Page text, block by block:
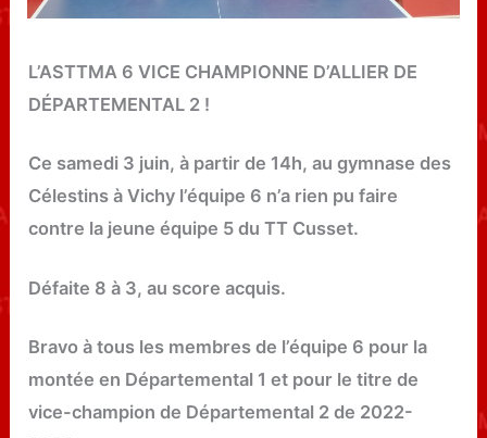
L’ASTTMA 6 VICE CHAMPIONNE D’ALLIER DE
DÉPARTEMENTAL 2 !
Ce samedi 3 juin, à partir de 14h, au gymnase des
Célestins à Vichy l’équipe 6 n’a rien pu faire
contre la jeune équipe 5 du TT Cusset.
Défaite 8 à 3, au score acquis.
Bravo à tous les membres de l’équipe 6 pour la
montée en Départemental 1 et pour le titre de
vice-champion de Départemental 2 de 2022-